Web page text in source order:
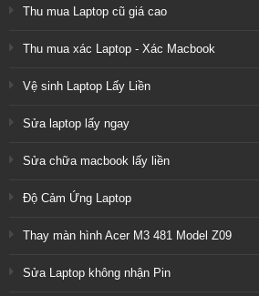
Thu mua Laptop cũ giá cao
Thu mua xác Laptop - Xác Macbook
Vệ sinh Laptop Lấy Liền
Sửa laptop lấy ngay
Sửa chữa macbook lấy liền
Độ Cảm Ứng Laptop
Thay màn hình Acer M3 481 Model Z09
Sửa Laptop không nhận Pin